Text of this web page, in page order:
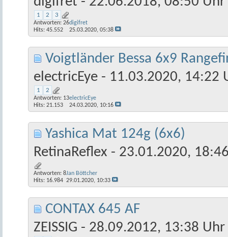
1 2 3
Antworten: 26
Hits: 45.552
digifret
25.03.2020, 05:38
Voigtländer Bessa 6x9
electricEye - 11.03.2020, 14:22
1 2
Antworten: 13
Hits: 21.153
electricEye
24.03.2020, 10:16
Yashica Mat 124g (6x6)
RetinaReflex - 23.01.2020,
Antworten: 8
Hits: 16.984
Jan Böttcher
29.01.2020, 10:33
CONTAX 645 AF
ZEISSIG - 28.09.2012, 13:38 Uhr